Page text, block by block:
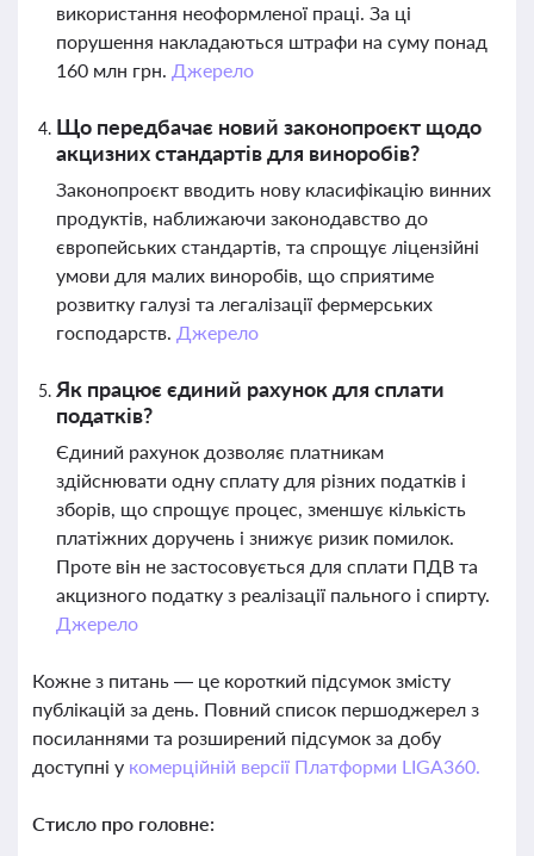
використання неоформленої праці. За ці
порушення накладаються штрафи на суму понад
160 млн грн. Джерело
Що передбачає новий законопроєкт щодо
акцизних стандартів для виноробів?
Законопроєкт вводить нову класифікацію винних
продуктів, наближаючи законодавство до
європейських стандартів, та спрощує ліцензійні
умови для малих виноробів, що сприятиме
розвитку галузі та легалізації фермерських
господарств. Джерело
Як працює єдиний рахунок для сплати
податків?
Єдиний рахунок дозволяє платникам
здійснювати одну сплату для різних податків і
зборів, що спрощує процес, зменшує кількість
платіжних доручень і знижує ризик помилок.
Проте він не застосовується для сплати ПДВ та
акцизного податку з реалізації пального і спирту.
Джерело
Кожне з питань — це короткий підсумок змісту
публікацій за день. Повний список першоджерел з
посиланнями та розширений підсумок за добу
доступні у комерційній версії Платформи LIGA360.
Стисло про головне: